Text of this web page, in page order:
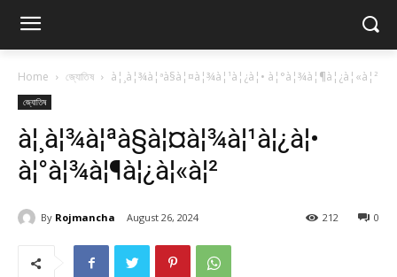
Home জ্যোতিষ à¦¸à¦¾à¦ªà§à¦¤à¦¾à¦¹à¦¿à¦• à¦°à¦¾à¦¶à¦¿à¦«à¦²
জ্যোতিষ
à¦¸à¦¾à¦ªà§à¦¤à¦¾à¦¹à¦¿à¦•
à¦°à¦¾à¦¶à¦¿à¦«à¦²
By Rojmancha August 26, 2024 0
212